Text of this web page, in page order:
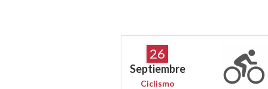
26
Septiembre
Ciclismo